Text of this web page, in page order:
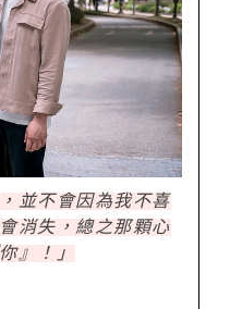
並不會因為我不喜
消失，總之那顆心
』！」